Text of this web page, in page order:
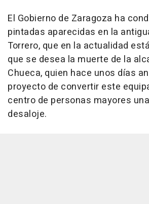
El Gobierno de Zaragoza ha
pintadas aparecidas en la
Torrero, que en la actualidad
que se desea la muerte de la
Chueca, quien hace unos días
proyecto de convertir este
centro de personas mayores
desaloje.